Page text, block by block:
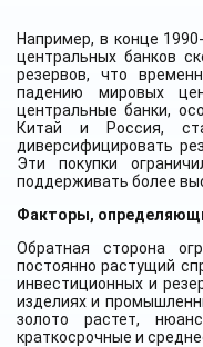
Например, в конце
центральных банков
резервов, что
падению мировых
центральные банки,
Китай и Россия,
диверсифицировать
Эти покупки
поддерживать более
Факторы,
Обратная сторона
постоянно растущий
инвестиционных и
изделиях и
золото растет,
краткосрочные и